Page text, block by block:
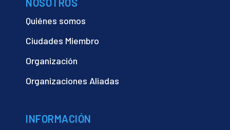
NOSOTROS
Quiénes somos
Ciudades Miembro
Organización
Organizaciones Aliadas
INFORMACIÓN